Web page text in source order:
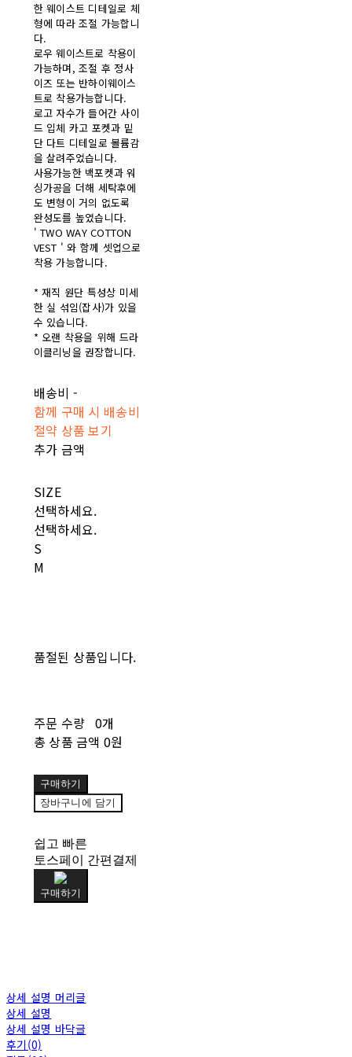
한 웨이스트 디테일로 체
형에 따라 조절 가능합니
다.
로우 웨이스트로 착용이
가능하며, 조절 후 정사
이즈 또는 반하이웨이스
트로 착용가능합니다.
로고 자수가 들어간 사이
드 입체 카고 포켓과 밑
단 다트 디테일로 볼륨감
을 살려주었습니다.
사용가능한 백포켓과 워
싱가공을 더해 세탁후에
도 변형이 거의 없도록
완성도를 높였습니다.
' TWO WAY COTTON
VEST ' 와 함께 셋업으로
착용 가능합니다.
* 재직 원단 특성상 미세
한 실 섞임(잡사)가 있을
수 있습니다.
* 오랜 착용을 위해 드라
이클리닝을 권장합니다.
배송비 -
함께 구매 시 배송비
절약 상품 보기
추가 금액
SIZE
선택하세요.
선택하세요.
S
M
품절된 상품입니다.
주문 수량 0개
총 상품 금액 0원
구매하기
장바구니에 담기
쉽고 빠른
토스페이 간편결제
구매하기
상세 설명 머리글
상세 설명
상세 설명 바닥글
후기(0)